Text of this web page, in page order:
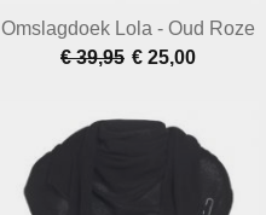
Omslagdoek Lola - Oud Roze
€ 39,95 € 25,00